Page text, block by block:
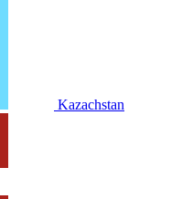
Kazachstan